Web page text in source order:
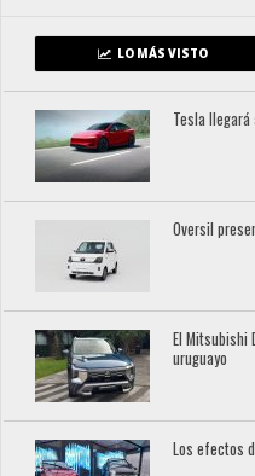
LO MÁS VISTO
Tesla llegará
Oversil
El Mitsubishi
uruguayo
Los efectos